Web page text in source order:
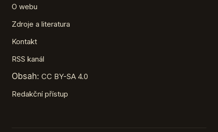
O webu
Zdroje a literatura
Kontakt
RSS kanál
Obsah: CC BY-SA 4.0
Redakční přístup